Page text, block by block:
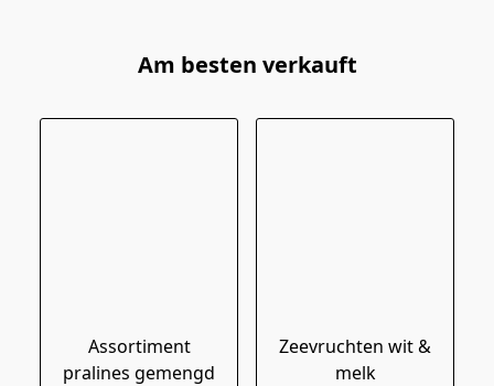
Am besten verkauft
Assortiment
pralines gemengd
Zeevruchten wit &
melk